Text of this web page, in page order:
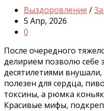
Выздоровление /
5 Апр, 2026
0
После очередного
делирием позволю себе
десятилетиями
полезен для сердца,
токсины, а рюмка
Красивые мифы,